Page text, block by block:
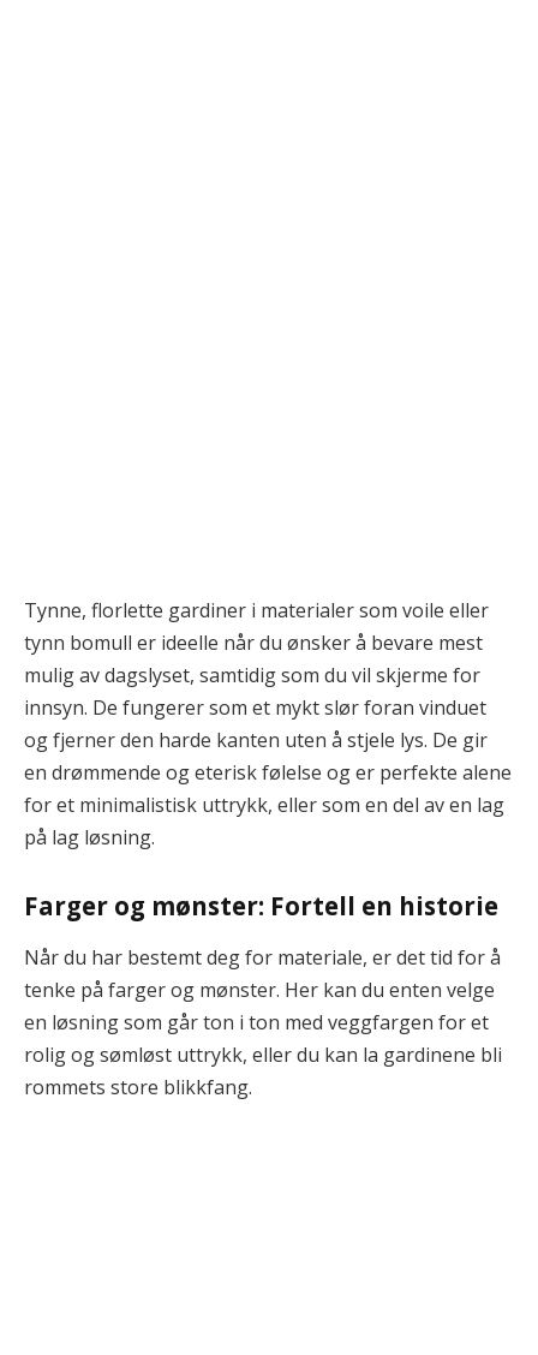
Tynne, florlette gardiner i materialer som voile eller
tynn bomull er ideelle når du ønsker å bevare mest
mulig av dagslyset, samtidig som du vil skjerme for
innsyn. De fungerer som et mykt slør foran vinduet
og fjerner den harde kanten uten å stjele lys. De gir
en drømmende og eterisk følelse og er perfekte alene
for et minimalistisk uttrykk, eller som en del av en lag
på lag løsning.
Farger og mønster: Fortell en historie
Når du har bestemt deg for materiale, er det tid for å
tenke på farger og mønster. Her kan du enten velge
en løsning som går ton i ton med veggfargen for et
rolig og sømløst uttrykk, eller du kan la gardinene bli
rommets store blikkfang.